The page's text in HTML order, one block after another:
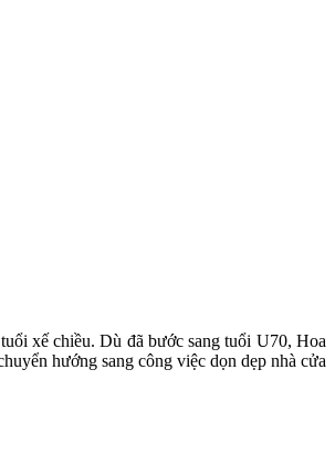
xế chiều. Dù đã bước sang tuổi U70, Hoa
hướng sang công việc dọn dẹp nhà cửa